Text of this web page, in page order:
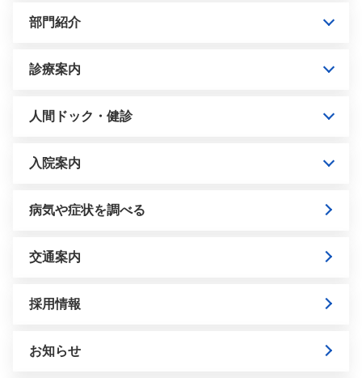
部門紹介
診療案内
人間ドック・健診
入院案内
病気や症状を調べる
交通案内
採用情報
お知らせ